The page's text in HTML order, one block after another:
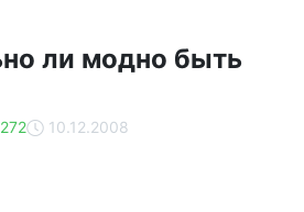
ли модно быть
272 10.12.2008